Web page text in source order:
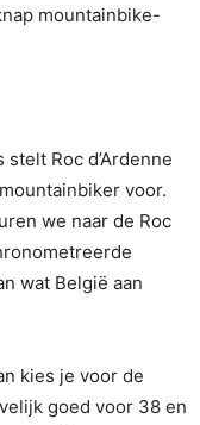
mountainbike-
Roc d’Ardenne
voor.
we naar de Roc
wat België aan
kies je voor de
goed voor 38 en